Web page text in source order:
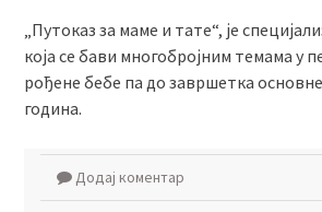
„Путоказ за маме и тате“, је
која се бави многобројним темама у
рођене бебе па до завршетка
година.
Додај коментар